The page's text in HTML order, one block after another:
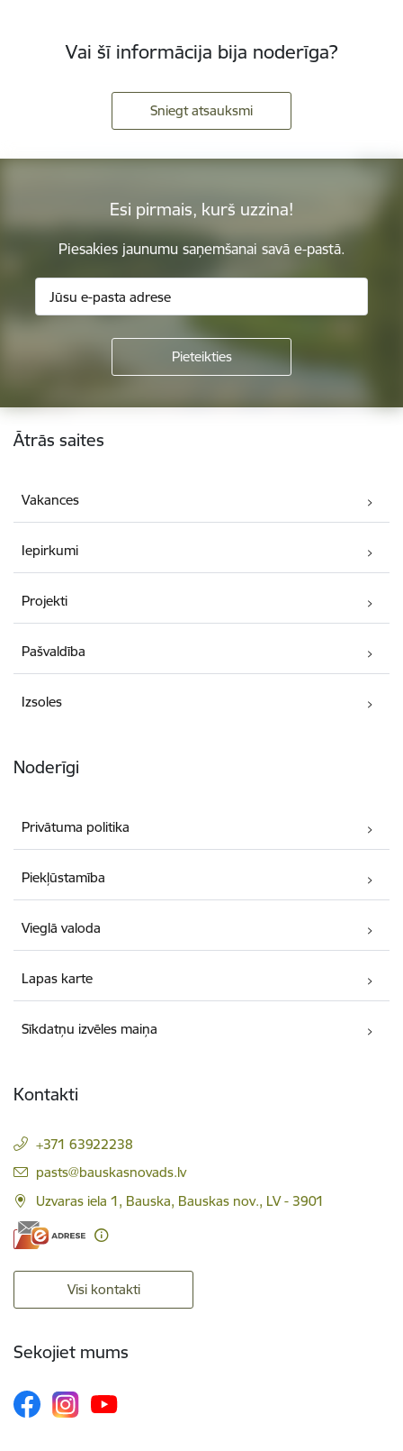
Vai šī informācija bija noderīga?
Sniegt atsauksmi
Esi pirmais, kurš uzzina!
Piesakies jaunumu saņemšanai savā e-pastā.
Kājene
Ātrās saites
Vakances
Iepirkumi
Projekti
Pašvaldība
Izsoles
Noderīgi
Privātuma politika
Piekļūstamība
Vieglā valoda
Lapas karte
Sīkdatņu izvēles maiņa
Kontakti
+371 63922238
E-pasts:
pasts@bauskasnovads.lv
Uzvaras iela 1, Bauska, Bauskas nov., LV - 3901
Visi kontakti
Sekojiet mums